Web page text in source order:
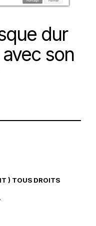
dur
son
) TOUS DROITS